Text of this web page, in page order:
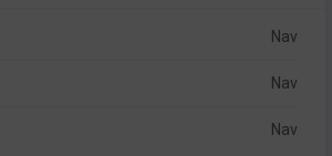
Nav
Nav
Nav